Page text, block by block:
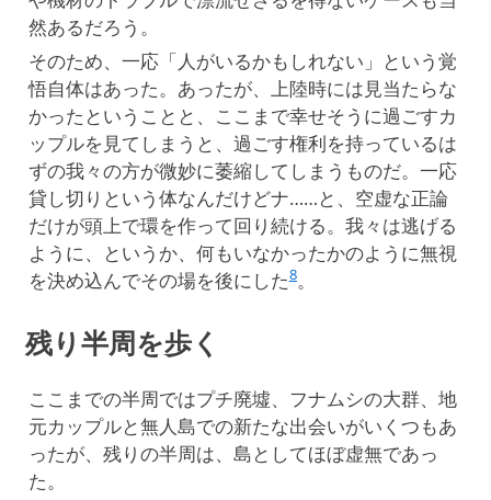
然あるだろう。
そのため、一応「人がいるかもしれない」という覚
悟自体はあった。あったが、上陸時には見当たらな
かったということと、ここまで幸せそうに過ごすカ
ップルを見てしまうと、過ごす権利を持っているは
ずの我々の方が微妙に萎縮してしまうものだ。一応
貸し切りという体なんだけどナ……と、空虚な正論
だけが頭上で環を作って回り続ける。我々は逃げる
ように、というか、何もいなかったかのように無視
を決め込んでその場を後にした8。
残り半周を歩く
ここまでの半周ではプチ廃墟、フナムシの大群、地
元カップルと無人島での新たな出会いがいくつもあ
ったが、残りの半周は、島としてほぼ虚無であっ
た。